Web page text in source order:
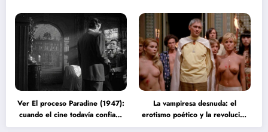
Ver El proceso Paradine (1947):
cuando el cine todavía confiaba
en la inteligencia del espectador
La vampiresa desnuda: el
erotismo poético y la revolución
psicodélica de Jean Rollin